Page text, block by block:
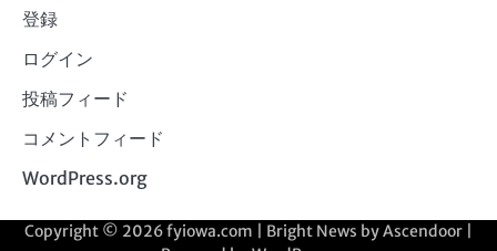
登録
ログイン
投稿フィード
コメントフィード
WordPress.org
Copyright © 2026fyiowa.com | Bright News byAscendoor